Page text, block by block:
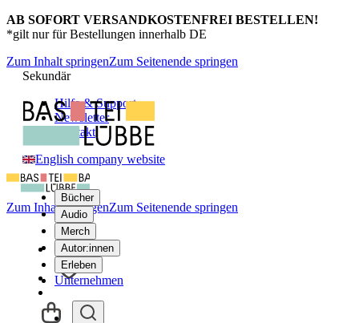
AB SOFORT VERSANDKOSTENFREI BESTELLEN!
*gilt nur für Bestellungen innerhalb DE
Zum Inhalt springenZum Seitenende springen
Sekundär
Hilfe & Support
Newsletter
Kontakt
English company website
Bücher
Audio
Merch
Autor:innen
Erleben
Unternehmen
Zum Inhalt springenZum Seitenende springen